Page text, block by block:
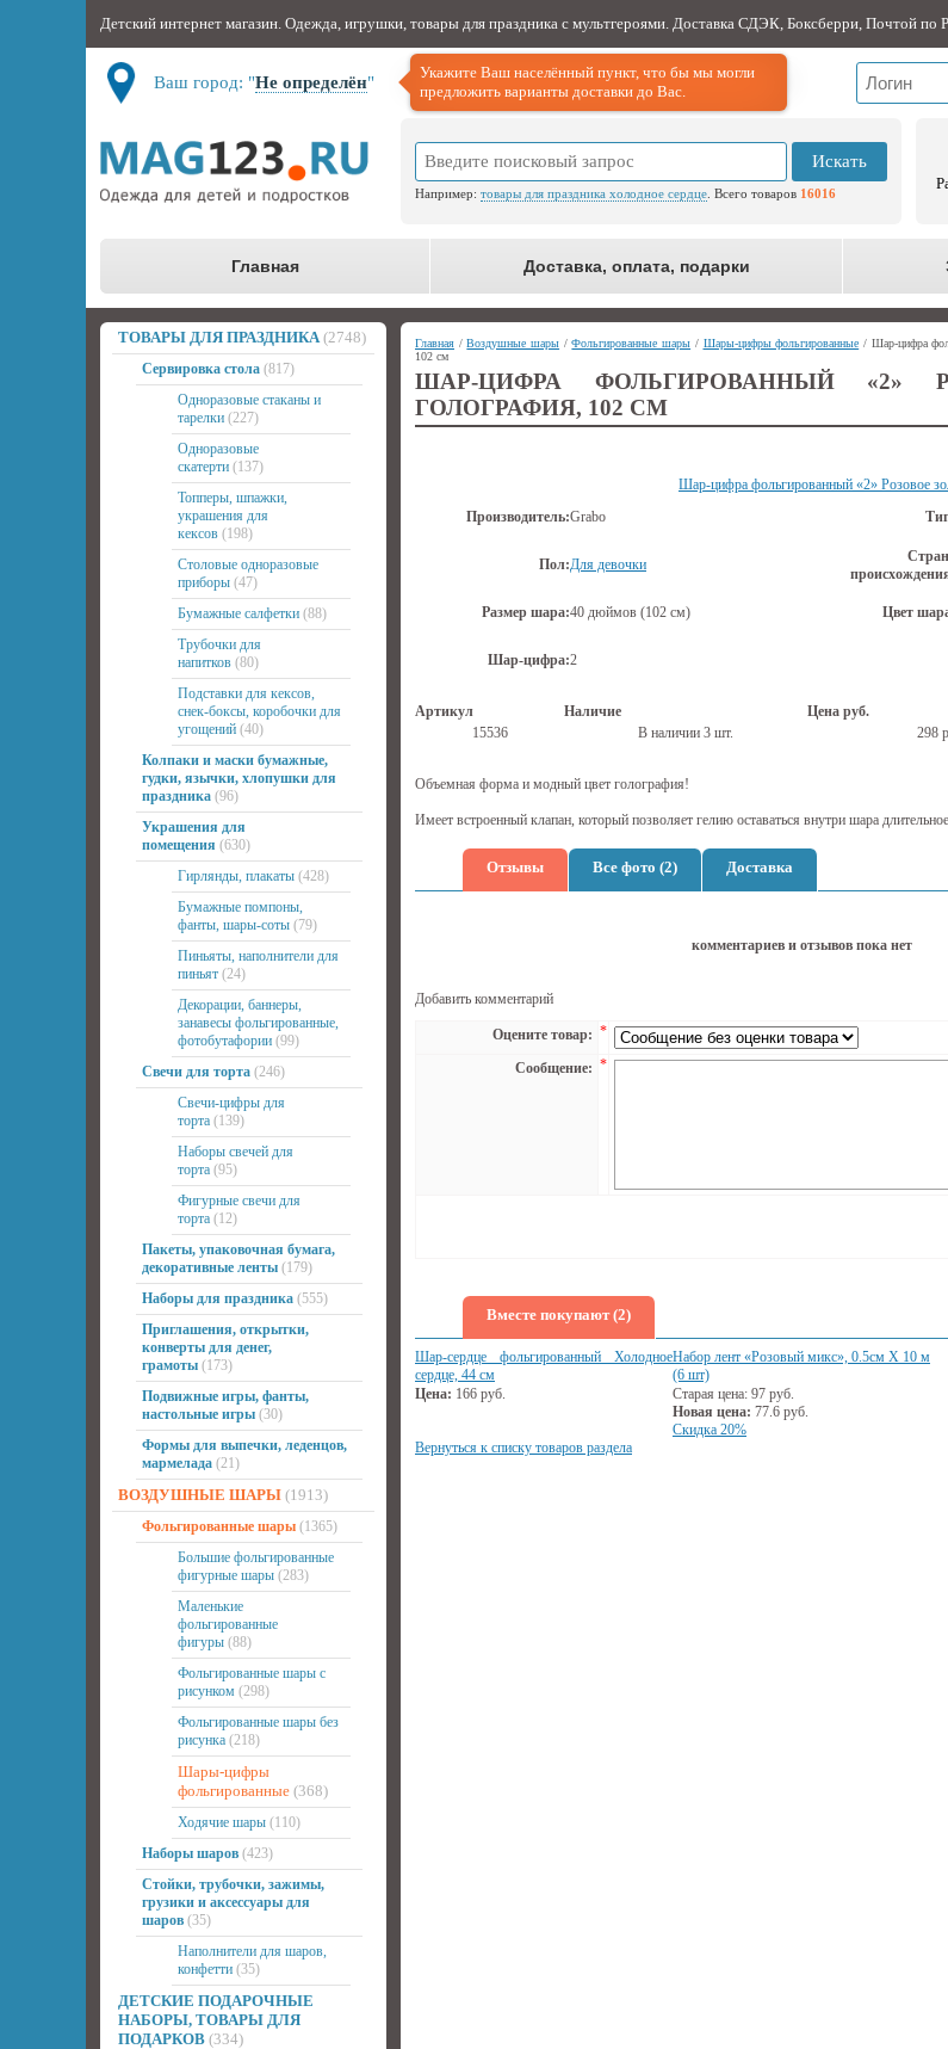
Детский интернет магазин. Одежда, игрушки, товары для праздника с мультгероями. Доставка СДЭК, Боксберри, Почтой по
Ваш город: "Не определён"
Укажите Ваш населённый пункт, что бы мы могли
предложить варианты доставки до Вас.
Искать
Например: товары для праздника холодное сердце . Всего товаров 16016
Главная Доставка, оплата, подарки
ТОВАРЫ ДЛЯ ПРАЗДНИКА (2748)
Сервировка стола (817)
Одноразовые стаканы и
тарелки (227)
Одноразовые
скатерти (137)
Топперы, шпажки,
украшения для
кексов (198)
Столовые одноразовые
приборы (47)
Бумажные салфетки (88)
Трубочки для
напитков (80)
Подставки для кексов,
снек-боксы, коробочки для
угощений (40)
Колпаки и маски бумажные,
гудки, язычки, хлопушки для
праздника (96)
Украшения для
помещения (630)
Гирлянды, плакаты (428)
Бумажные помпоны,
фанты, шары-соты (79)
Пиньяты, наполнители для
пиньят (24)
Декорации, баннеры,
занавесы фольгированные,
фотобутафории (99)
Свечи для торта (246)
Свечи-цифры для
торта (139)
Наборы свечей для
торта (95)
Фигурные свечи для
торта (12)
Пакеты, упаковочная бумага,
декоративные ленты (179)
Наборы для праздника (555)
Приглашения, открытки,
конверты для денег,
грамоты (173)
Подвижные игры, фанты,
настольные игры (30)
Формы для выпечки, леденцов,
мармелада (21)
ВОЗДУШНЫЕ ШАРЫ (1913)
Фольгированные шары (1365)
Большие фольгированные
фигурные шары (283)
Маленькие
фольгированные
фигуры (88)
Фольгированные шары с
рисунком (298)
Фольгированные шары без
рисунка (218)
Шары-цифры
фольгированные (368)
Ходячие шары (110)
Наборы шаров (423)
Стойки, трубочки, зажимы,
грузики и аксессуары для
шаров (35)
Наполнители для шаров,
конфетти (35)
ДЕТСКИЕ ПОДАРОЧНЫЕ
НАБОРЫ, ТОВАРЫ ДЛЯ
ПОДАРКОВ (334)
Главная /Воздушные шары /Фольгированные шары / Шары-цифры фольгированные / Шар-цифра
102 см
ШАР-ЦИФРА ФОЛЬГИРОВАННЫЙ «2»
ГОЛОГРАФИЯ, 102 СМ
Шар-цифра фольгированный «2» Розовое
Производитель:Grabo
Пол:Для девочки
Размер шара:40 дюймов (102 см) Цвет
Шар-цифра:2
Артикул Наличие
Цена руб.
15536
В наличии 3 шт. 298
Объемная форма и модный цвет голография!
Имеет встроенный клапан, который позволяет гелию оставаться внутри шара
Отзывы Все фото (2) Доставка
комментариев и отзывов пока нет
Добавить комментарий
Оцените товар: *
Сообщение: *
Вместе покупают (2)
Шар-сердце фольгированный Холодное
сердце, 44 см
Цена: 166 руб.
Набор лент «Розовый микс», 0.5см Х 10 м
(6 шт)
Старая цена: 97 руб.
Новая цена: 77.6 руб.
Скидка 20%
Вернуться к списку товаров раздела